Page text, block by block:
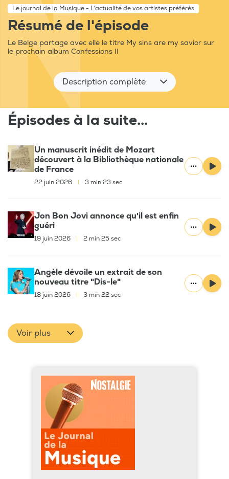
Le journal de la Musique - L'actualité de vos artistes préférés
Résumé de l'épisode
Le Belge partage avec elle le titre My sins are my savior sur
le prochain album Confessions II
Description complète
Épisodes à la suite...
Un manuscrit inédit de Mozart
découvert à la Bibliothèque nationale
de France
22 juin 2026 3 min 23 sec
Jon Bon Jovi annonce qu'il est enfin
guéri
19 juin 2026 2 min 25 sec
Angèle dévoile un extrait de son
nouveau titre "Dis-le"
18 juin 2026 3 min 22 sec
Voir plus